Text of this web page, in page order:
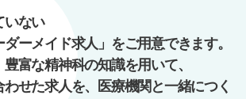
いない
ーメイド求人」をご用意できます。
富な精神科の知識を用いて、
せた求人を、医療機関と一緒につく